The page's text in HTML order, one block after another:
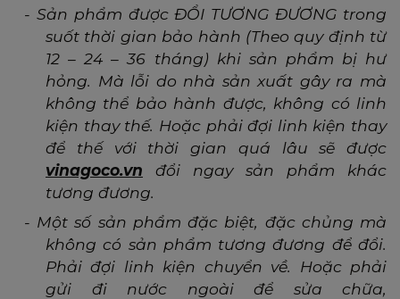
- Sản phẩm được ĐỔI TƯƠNG ĐƯƠNG trong
suốt thời gian bảo hành (Theo quy định từ
12 – 24 – 36 tháng) khi sản phẩm bị hư
hỏng. Mà lỗi do nhà sản xuất gây ra mà
không thể bảo hành được, không có linh
kiện thay thế. Hoặc phải đợi linh kiện thay
để thế với thời gian quá lâu sẽ được
vinagoco.vn
đổi ngay sản phẩm khác
tương đương.
- Một số sản phẩm đặc biệt, đặc chủng mà
không có sản phẩm tương đương để đổi.
Phải đợi linh kiện chuyển về. Hoặc phải
gửi đi nước ngoài để sửa chữa,